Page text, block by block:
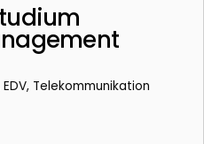
Telekommunikation